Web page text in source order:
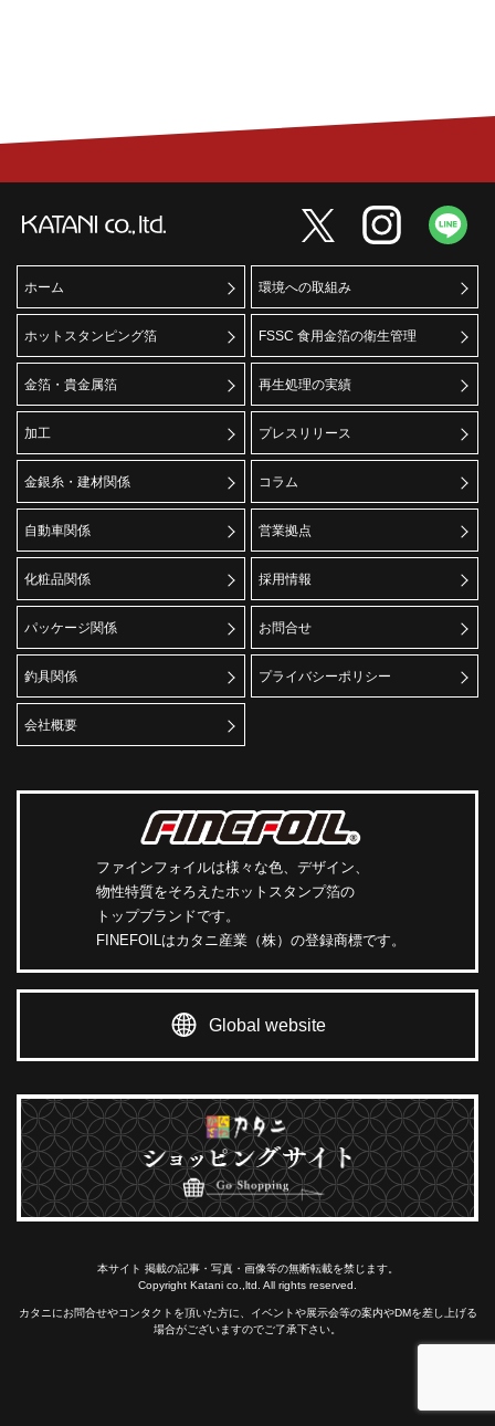
ホーム
ホットスタンピング箔
金箔・貴金属箔
加工
金銀糸・建材関係
自動車関係
化粧品関係
パッケージ関係
釣具関係
会社概要
環境への取組み
FSSC 食用金箔の衛生管理
再生処理の実績
プレスリリース
コラム
営業拠点
採用情報
お問合せ
プライバシーポリシー
ファインフォイルは様々な色、デザイン、
物性特質をそろえたホットスタンプ箔の
トップブランドです。
FINEFOILはカタニ産業（株）の登録商標です。
Global website
本サイト 掲載の記事・写真・画像等の無断転載を禁じます。
Copyright Katani co.,ltd. All rights reserved.
カタニにお問合せやコンタクトを頂いた方に、イベントや展示会等の案内やDMを差し上げる
場合がございますのでご了承下さい。